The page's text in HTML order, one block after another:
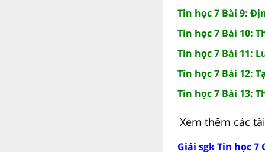
Tin học 7 Bài 9:
Tin học 7 Bài 10:
Tin học 7 Bài 11:
Tin học 7 Bài 12:
Tin học 7 Bài 13:
Xem thêm các
Giải sgk Tin học 7